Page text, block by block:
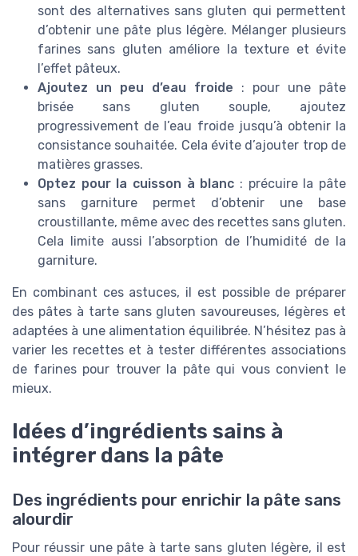
sont des alternatives sans gluten qui permettent
d’obtenir une pâte plus légère. Mélanger plusieurs
farines sans gluten améliore la texture et évite
l’effet pâteux.
Ajoutez un peu d’eau froide : pour une pâte
brisée sans gluten souple, ajoutez
progressivement de l’eau froide jusqu’à obtenir la
consistance souhaitée. Cela évite d’ajouter trop de
matières grasses.
Optez pour la cuisson à blanc : précuire la pâte
sans garniture permet d’obtenir une base
croustillante, même avec des recettes sans gluten.
Cela limite aussi l’absorption de l’humidité de la
garniture.
En combinant ces astuces, il est possible de préparer
des pâtes à tarte sans gluten savoureuses, légères et
adaptées à une alimentation équilibrée. N’hésitez pas à
varier les recettes et à tester différentes associations
de farines pour trouver la pâte qui vous convient le
mieux.
Idées d’ingrédients sains à
intégrer dans la pâte
Des ingrédients pour enrichir la pâte sans
alourdir
Pour réussir une pâte à tarte sans gluten légère, il est